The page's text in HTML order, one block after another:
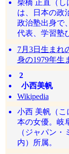
柴橋 正直（し
は、日本の政
政治塾出身で
代表、学習塾
7月3日生まれ
身の1979年生
2
小西美帆
Wikipedia
小西 美帆（こ
本の女優。岐
（ジャパン
内）所属。